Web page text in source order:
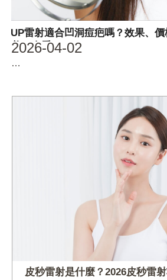
UP雷射適合凹洞痘疤嗎？效果、
養一次看
2026-04-02
…
皮秒雷射是什麼？2026皮秒雷